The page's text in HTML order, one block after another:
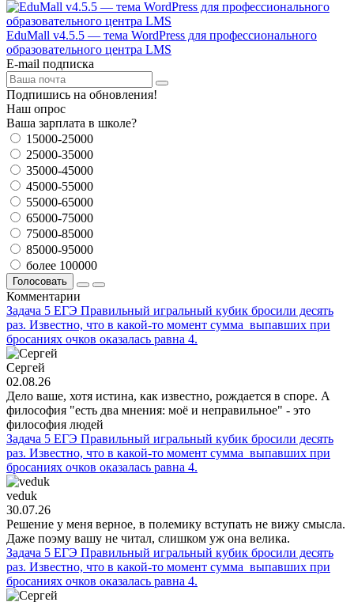
EduMall v4.5.5 — тема WordPress для профессионального
образовательного центра LMS
E-mail подписка
Подпишись на обновления!
Наш опрос
Ваша зарплата в школе?
15000-25000
25000-35000
35000-45000
45000-55000
55000-65000
65000-75000
75000-85000
85000-95000
более 100000
Голосовать
Комментарии
Задача 5 ЕГЭ Правильный игральный кубик бросили десять
раз. Известно, что в какой-то момент сумма выпавших при
бросаниях очков оказалась равна 4.
Сергей
02.08.26
Дело ваше, хотя истина, как известно, рождается в споре. А
философия "есть два мнения: моё и неправильное" - это
философия людей
Задача 5 ЕГЭ Правильный игральный кубик бросили десять
раз. Известно, что в какой-то момент сумма выпавших при
бросаниях очков оказалась равна 4.
veduk
30.07.26
Решение у меня верное, в полемику вступать не вижу смысла.
Даже поэму вашу не читал, слишком уж она велика.
Задача 5 ЕГЭ Правильный игральный кубик бросили десять
раз. Известно, что в какой-то момент сумма выпавших при
бросаниях очков оказалась равна 4.